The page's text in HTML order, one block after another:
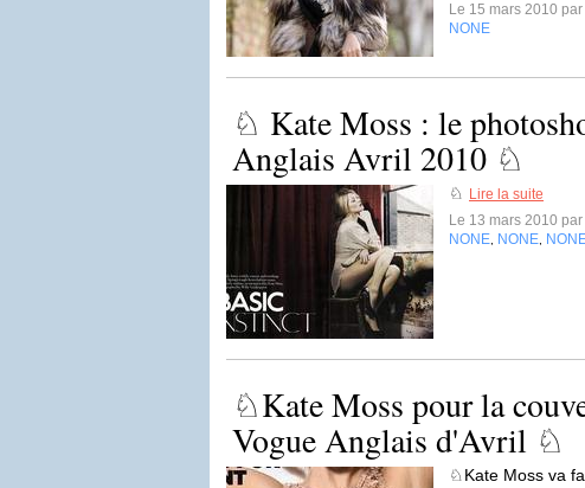
Le 15 mars 2010 par
NONE
♘ Kate Moss : le
Anglais Avril 2010 ♘
♘
Lire la suite
Le 13 mars 2010 par
NONE NONE
♘Kate Moss pour la
Vogue Anglais d'Avril ♘
♘Kate Moss va